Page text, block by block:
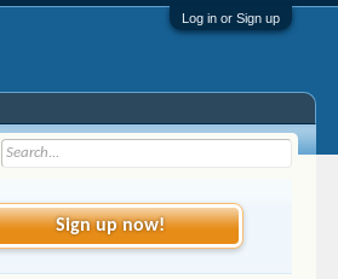
Log in or Sign up
Sign up now!